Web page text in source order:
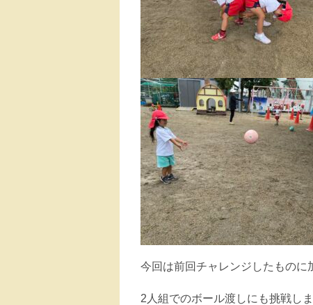
今回は前回チャレンジしたものに
2人組でのボール渡しにも挑戦しま